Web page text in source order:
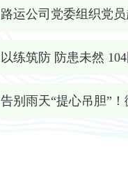
路运公司党委组织党
以练筑防 防患未然
告别雨天“提心吊胆”